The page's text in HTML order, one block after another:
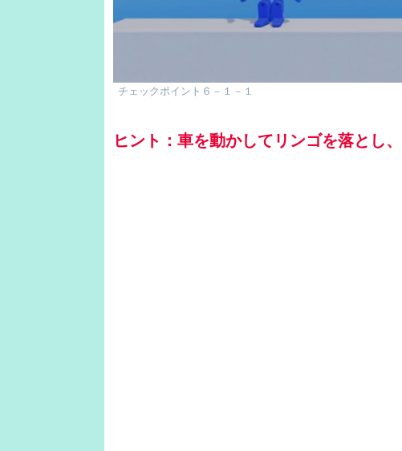
チェックポイント６－１－１
ヒント：車を動かしてリンゴを落とし